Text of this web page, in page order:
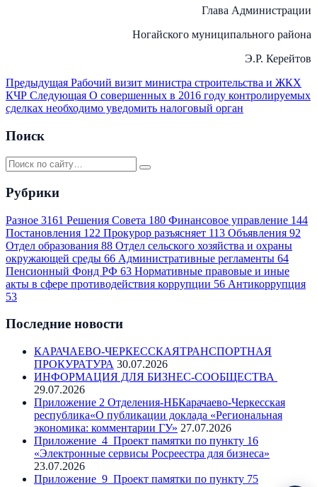
Глава Администрации
Ногайского муниципального района
Э.Р. Керейтов
Предыдущая Рабочий визит министра строительства и ЖКХ
КЧР Следующая О совершенных в 2016 году контролируемых
сделках необходимо уведомить налоговый орган
Поиск
Рубрики
Разное 3161 Решения Совета 180 Финансовое управление 144
Постановления 122 Прокурор разъясняет 113 Объявления 92
Отдел образования 88 Отдел сельского хозяйства и охраны
окружающей среды 66 Административные регламенты 64
Пенсионный Фонд РФ 63 Нормативные правовые и иные
акты в сфере противодействия коррупции 56 Антикоррупция
53
Последние новости
КАРАЧАЕВО-ЧЕРКЕССКАЯТРАНСПОРТНАЯ
ПРОКУРАТУРА 30.07.2026
ИНФОРМАЦИЯ ДЛЯ БИЗНЕС-СООБЩЕСТВА
29.07.2026
Приложение 2 Отделения-НБКарачаево-Черкесская
республика«О публикации доклада «Региональная
экономика: комментарии ГУ» 27.07.2026
Приложение_4_Проект памятки по пункту 16
«Электронные сервисы Росреестра для бизнеса»
23.07.2026
Приложение_9_Проект памятки по пункту 75